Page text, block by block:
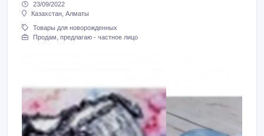
23/09/2022
Казахстан, Алматы
Товары для новорожденных
Продам, предлагаю - частное лицо